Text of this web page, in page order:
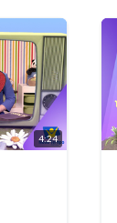
4:24